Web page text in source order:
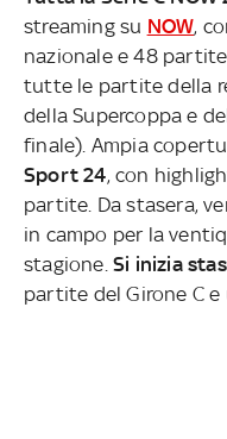
streaming su NOW,
nazionale e 48
tutte le partite della
della Supercoppa e
finale). Ampia
Sport 24, con
partite. Da stasera,
in campo per la
stagione. Si inizia
partite del Girone C